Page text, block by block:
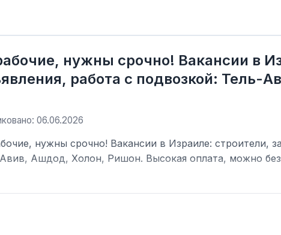
нужны срочно! Вакансии в
работа с подвозкой: Тель-
06.06.2026
нужны срочно! Вакансии в Израиле: строители,
Ашдод, Холон, Ришон. Высокая оплата, можно